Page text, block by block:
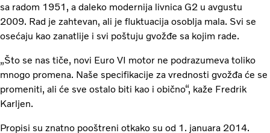
sa radom 1951, a daleko modernija livnica G2 u avgustu
2009. Rad je zahtevan, ali je fluktuacija osoblja mala. Svi se
osećaju kao zanatlije i svi poštuju gvožđe sa kojim rade.
„Što se nas tiče, novi Euro VI motor ne podrazumeva toliko
mnogo promena. Naše specifikacije za vrednosti gvožđa će se
promeniti, ali će sve ostalo biti kao i obično“, kaže Fredrik
Karljen.
Propisi su znatno pooštreni otkako su od 1. januara 2014.